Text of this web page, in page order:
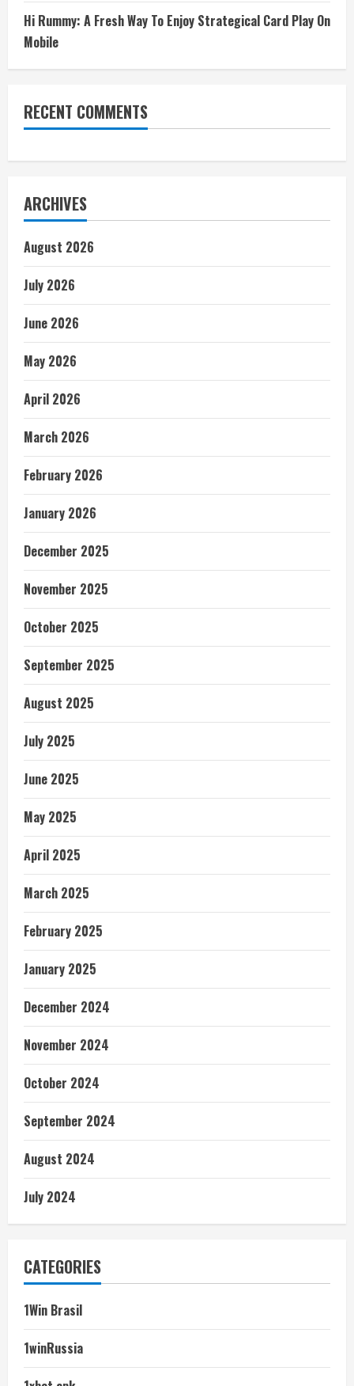
Hi Rummy: A Fresh Way To Enjoy Strategical Card Play On
Mobile
RECENT COMMENTS
ARCHIVES
August 2026
July 2026
June 2026
May 2026
April 2026
March 2026
February 2026
January 2026
December 2025
November 2025
October 2025
September 2025
August 2025
July 2025
June 2025
May 2025
April 2025
March 2025
February 2025
January 2025
December 2024
November 2024
October 2024
September 2024
August 2024
July 2024
CATEGORIES
1Win Brasil
1winRussia